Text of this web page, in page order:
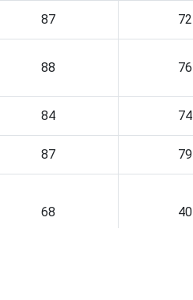
87 72
88 76
84 74
87 79
68 40